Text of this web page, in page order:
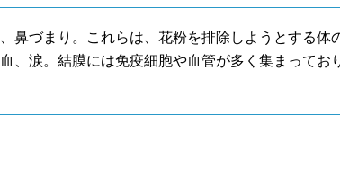
鼻づまり。これらは、花粉を排除しようとする体
血、涙。結膜には免疫細胞や血管が多く集まって